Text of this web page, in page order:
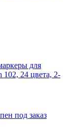
для
102, 24 цвета, 2-
под заказ